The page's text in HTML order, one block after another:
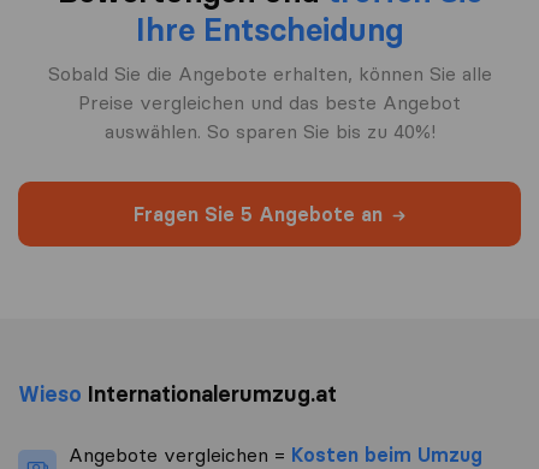
Ihre Entscheidung
Sobald Sie die Angebote erhalten, können Sie alle
Preise vergleichen und das beste Angebot
auswählen. So sparen Sie bis zu 40%!
Fragen Sie 5 Angebote an
Wieso Internationalerumzug.at
Angebote vergleichen = Kosten beim Umzug